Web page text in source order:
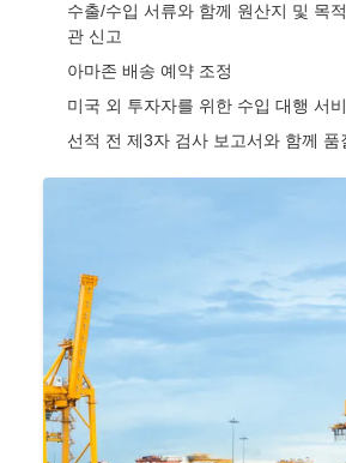
수출/수입 서류와 함께 원산지 및 목
관 신고
아마존 배송 예약 조정
미국 외 투자자를 위한 수입 대행 서
선적 전 제3자 검사 보고서와 함께 품